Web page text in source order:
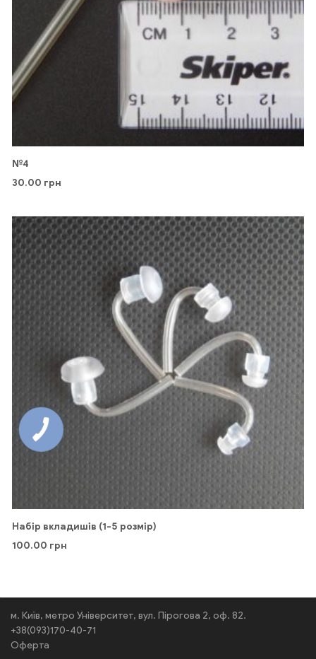
№4
30.00 грн
Набір вкладишів (1-5 розмір)
100.00 грн
м. Київ, метро Університет, вул. Пірогова 2, оф. 82.
+38(093)170-40-71
Оферта